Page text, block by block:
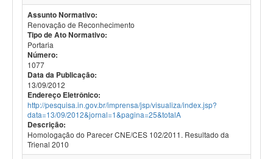
Assunto Normativo:
Renovação de Reconhecimento
Tipo de Ato Normativo:
Portaria
Número:
1077
Data da Publicação:
13/09/2012
Endereço Eletrônico:
http://pesquisa.in.gov.br/imprensa/jsp/visualiza/index.jsp?
data=13/09/2012&jornal=1&pagina=25&totalA
Descrição:
Homologação do Parecer CNE/CES 102/2011. Resultado da
Trienal 2010